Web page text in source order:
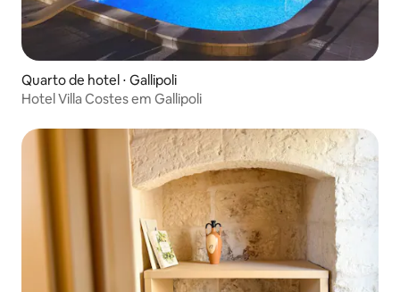
Quarto de hotel ⋅ Gallipoli
Hotel Villa Costes em Gallipoli